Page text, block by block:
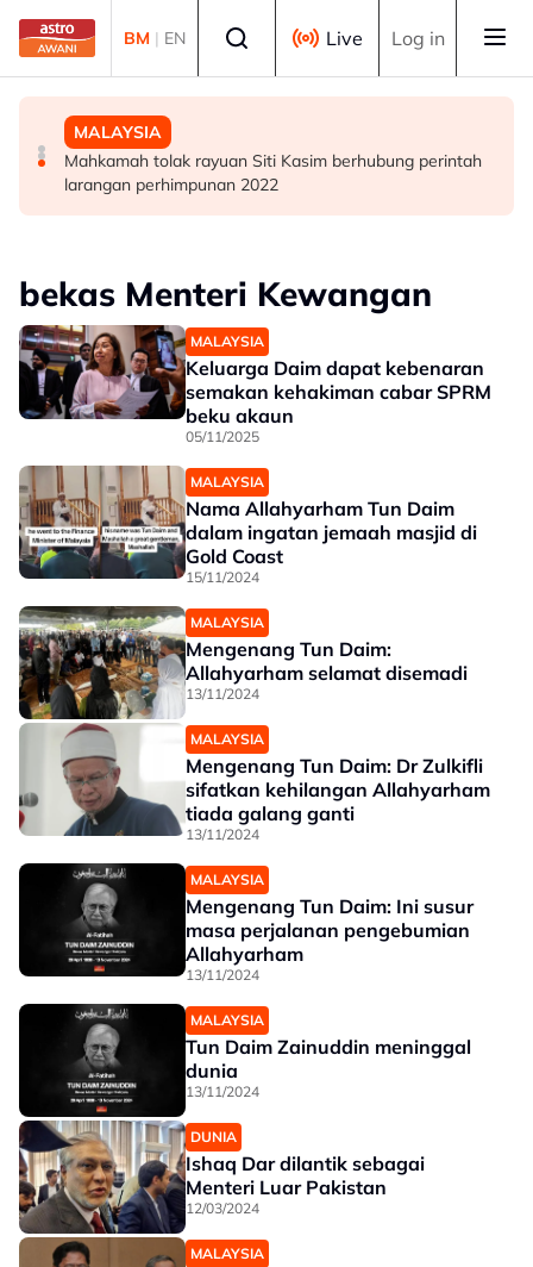
Skip to main content
BM | EN Live Log in
BISNES
Ringgit kekal ditutup kukuh berbanding dolar AS
MALAYSIA
Kerana ihsan melangkaui batas bangsa dan agama,
dunia Din kembali terang
MALAYSIA
Mahkamah tolak rayuan Siti Kasim berhubung perintah
larangan perhimpunan 2022
bekas Menteri Kewangan
MALAYSIA
Keluarga Daim dapat kebenaran
semakan kehakiman cabar SPRM
beku akaun
05/11/2025
MALAYSIA
Nama Allahyarham Tun Daim
dalam ingatan jemaah masjid di
Gold Coast
15/11/2024
MALAYSIA
Mengenang Tun Daim:
Allahyarham selamat disemadi
13/11/2024
MALAYSIA
Mengenang Tun Daim: Dr Zulkifli
sifatkan kehilangan Allahyarham
tiada galang ganti
13/11/2024
MALAYSIA
Mengenang Tun Daim: Ini susur
masa perjalanan pengebumian
Allahyarham
13/11/2024
MALAYSIA
Tun Daim Zainuddin meninggal
dunia
13/11/2024
DUNIA
Ishaq Dar dilantik sebagai
Menteri Luar Pakistan
12/03/2024
MALAYSIA